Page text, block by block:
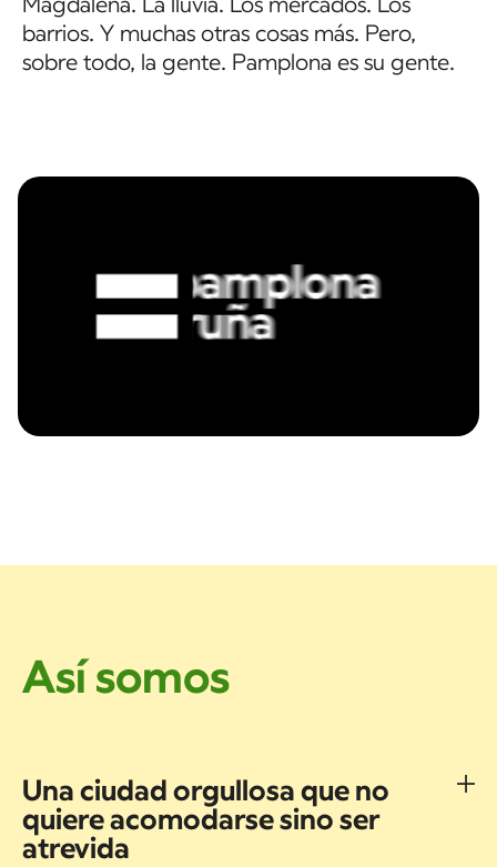
barrios. Y muchas otras cosas más. Pero,
sobre todo, la gente. Pamplona es su gente.
Así somos
Una ciudad orgullosa que no
quiere acomodarse sino ser
atrevida